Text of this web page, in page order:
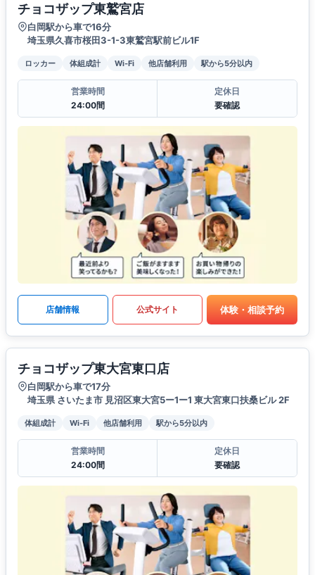
チョコザップ東鷲宮店
白岡駅から車で16分
埼玉県久喜市桜田3-1-3東鷲宮駅前ビル1F
ロッカー 体組成計 Wi-Fi 他店舗利用 駅から5分以内
営業時間
24:00間
定休日
要確認
店舗情報 公式サイト 体験・相談予約
チョコザップ東大宮東口店
白岡駅から車で17分
埼玉県 さいたま市 見沼区東大宮5ー1ー1 東大宮東口扶桑ビル 2F
体組成計 Wi-Fi 他店舗利用 駅から5分以内
営業時間
24:00間
定休日
要確認